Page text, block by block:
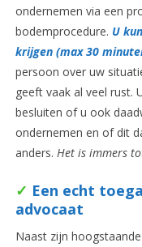
ondernemen via een
bodemprocedure. U
krijgen (max 30
persoon over uw
geeft vaak al veel rust.
besluiten of u ook
ondernemen en of dit
anders. Het is immers
✓ Een echt
advocaat
Naast zijn